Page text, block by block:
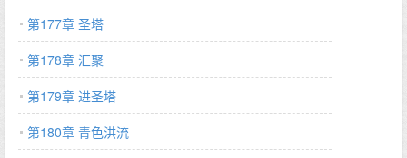
第177章 圣塔
第178章 汇聚
第179章 进圣塔
第180章 青色洪流